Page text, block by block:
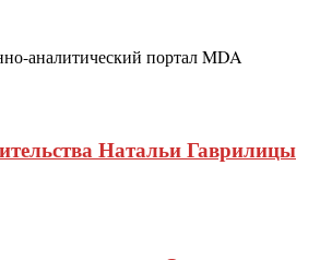
аналитический портал MDA
Натальи Гаврилицы